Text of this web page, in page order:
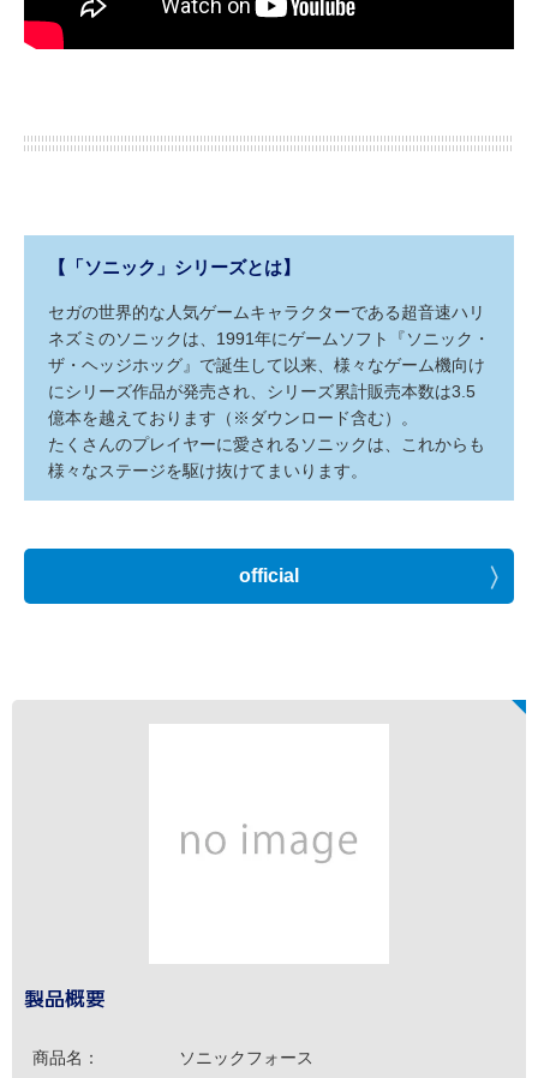
【「ソニック」シリーズとは】
セガの世界的な人気ゲームキャラクターである超音速ハリ
ネズミのソニックは、1991年にゲームソフト『ソニック・
ザ・ヘッジホッグ』で誕生して以来、様々なゲーム機向け
にシリーズ作品が発売され、シリーズ累計販売本数は3.5
億本を越えております（※ダウンロード含む）。
たくさんのプレイヤーに愛されるソニックは、これからも
様々なステージを駆け抜けてまいります。
official
製品概要
商品名：
ソニックフォース